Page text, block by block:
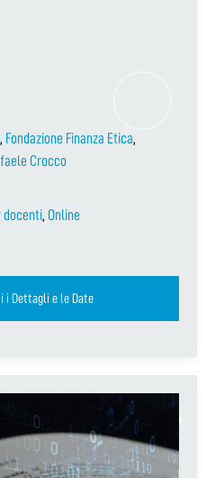
, Fondazione Finanza Etica,
Crocco
docenti, Online
i Dettagli e le Date